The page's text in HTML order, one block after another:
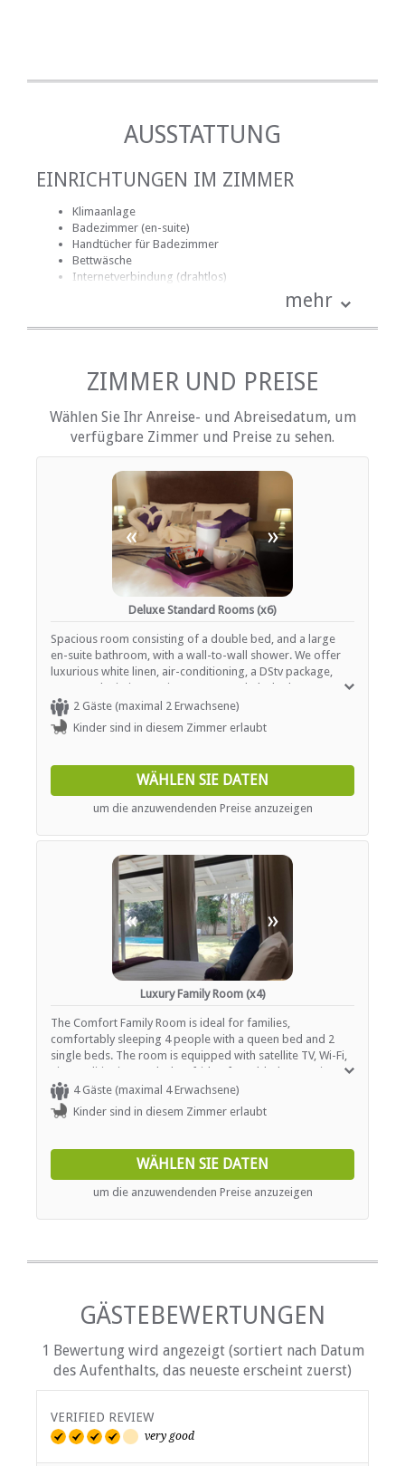
AUSSTATTUNG
EINRICHTUNGEN IM ZIMMER
Klimaanlage
Badezimmer (en-suite)
Handtücher für Badezimmer
Bettwäsche
Internetverbindung (drahtlos)
Fernsehen (mit Satellit)
EINRICHTUNGEN AUF DEM GELÄNDE
Garten(e)
Parkplatz (abseits der Straße)
Rauchen: Nicht drinnen
Schwimmbad
ESSEN UND TRINKEN
Kostenloser Tee / Kaffee
Restaurant / Esszimmer
Kostenloses Wi-Fi
mehr
ZIMMER UND PREISE
Wählen Sie Ihr Anreise- und Abreisedatum, um
verfügbare Zimmer und Preise zu sehen.
« »
Deluxe Standard Rooms (x6)
Spacious room consisting of a double bed, and a large
en-suite bathroom, with a wall-to-wall shower. We offer
luxurious white linen, air-conditioning, a DStv package,
uncapped Wi-Fi, a seating area, a work desk, closet space
and tea/coffee facilities.
2 Gäste (maximal 2 Erwachsene)
Kinder sind in diesem Zimmer erlaubt
WÄHLEN SIE DATEN
um die anzuwendenden Preise anzuzeigen
« »
Luxury Family Room (x4)
The Comfort Family Room is ideal for families,
comfortably sleeping 4 people with a queen bed and 2
single beds. The room is equipped with satellite TV, Wi-Fi,
air-conditioning, and a bar fridge for added convenience.
The en-suite bathroom has a shower.
4 Gäste (maximal 4 Erwachsene)
Kinder sind in diesem Zimmer erlaubt
WÄHLEN SIE DATEN
um die anzuwendenden Preise anzuzeigen
GÄSTEBEWERTUNGEN
1 Bewertung wird angezeigt (sortiert nach Datum
des Aufenthalts, das neueste erscheint zuerst)
VERIFIED REVIEW
very good